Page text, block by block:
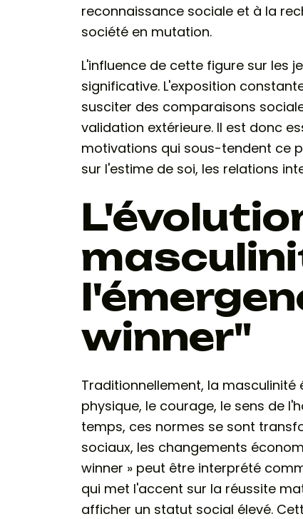
reconnaissance sociale et à la
société en mutation.
L'influence de cette figure sur les
significative. L'exposition
susciter des comparaisons
validation extérieure. Il est donc
motivations qui sous-tendent ce
sur l'estime de soi, les relations
winner"
Traditionnellement, la
physique, le courage, le sens de
temps, ces normes se sont
sociaux, les changements
winner » peut être interprété
qui met l'accent sur la réussite
afficher un statut social élevé.